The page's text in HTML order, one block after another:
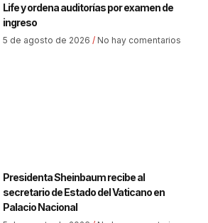
Life y ordena auditorías por examen de
ingreso
5 de agosto de 2026 No hay comentarios
Presidenta Sheinbaum recibe al
secretario de Estado del Vaticano en
Palacio Nacional